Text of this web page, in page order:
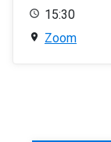
15:30
Zoom